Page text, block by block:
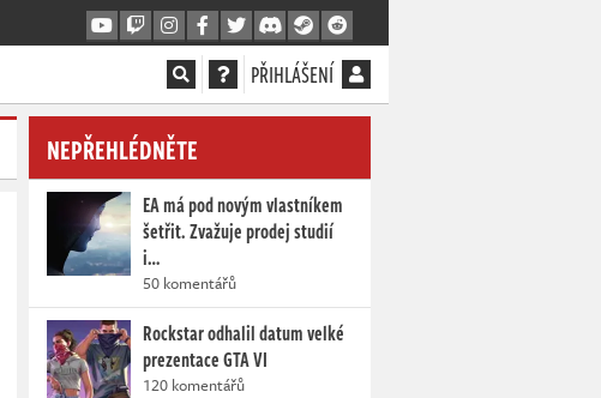
PŘIHLÁŠENÍ
NEPŘEHLÉDNĚTE
EA má pod novým vlastníkem
šetřit. Zvažuje prodej studií
i…
50 komentářů
Rockstar odhalil datum velké
prezentace GTA VI
120 komentářů